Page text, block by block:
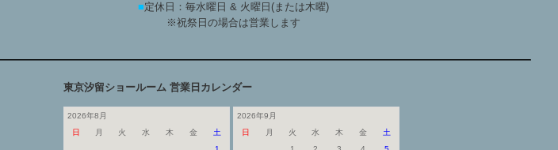
■定休日：毎水曜日 & 火曜日(または木曜)
※祝祭日の場合は営業します
東京汐留ショールーム 営業日カレンダー
2026年8月
日
月 火 水 木 金
土
2026年9月
日
月 火 水 木 金
土